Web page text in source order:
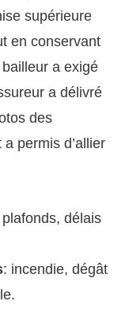
supérieure
en conservant
a exigé
a délivré
des
permis d’allier
plafonds, délais
: incendie, dégât